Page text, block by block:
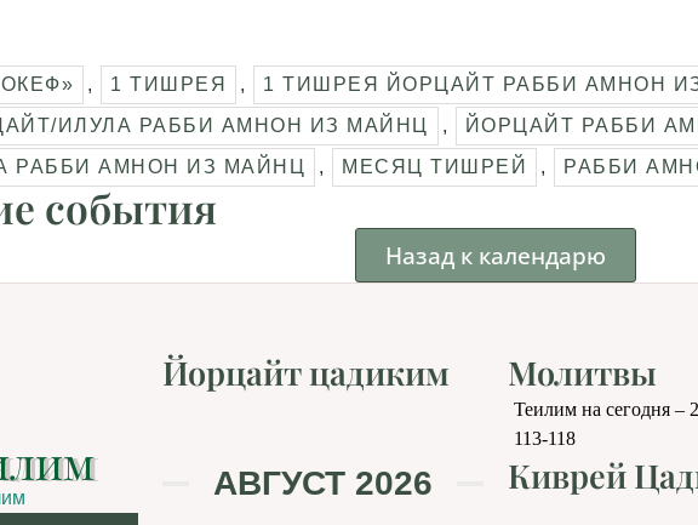
, 1 ТИШРЕЯ , 1 ТИШРЕЯ ЙОРЦАЙТ РАББИ АМНОН
ИЛУЛА РАББИ АМНОН ИЗ МАЙНЦ
, ЙОРЦАЙТ РАББИ
РАББИ АМНОН ИЗ МАЙНЦ
, МЕСЯЦ ТИШРЕЙ , РАББИ
события
Назад к календарю
Йорцайт цадиким
АВГУСТ 2026
Молитвы
Теилим на сегодня –
113-118
Киврей